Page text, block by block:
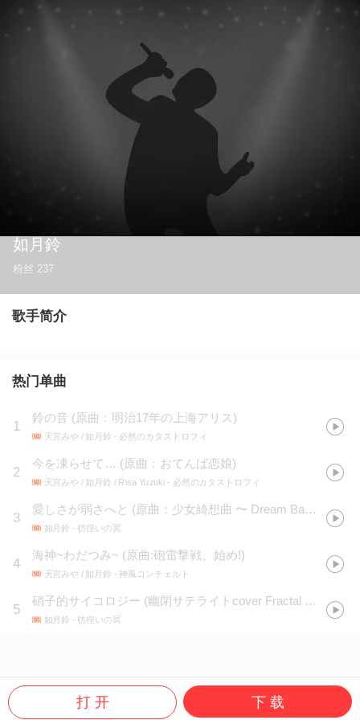
如月鈴
粉丝 237
歌手简介
热门单曲
1
鈴の音 (原曲：明治17年の上海アリス)
天宮みや / 如月鈴 - 必然のカタストロフィ
2
今を凍らせて… (原曲：おてんば恋娘)
天宮みや / 如月鈴 / Risa Yuzuki - 必然のカタストロフィ
3
愛しさが弱さへと (原曲：少女綺想曲 〜 Dream Battle
如月鈴 - 彷徨いの冥
4
海神~わだつみ~ (原曲:砲雷撃戦、始め!)
天宮みや / 如月鈴 - 神風コンチェルト
5
硝子的サイコロジー (幽閉サテライトcover Fractal ver.)
如月鈴 - 彷徨いの冥
打 开 下 载